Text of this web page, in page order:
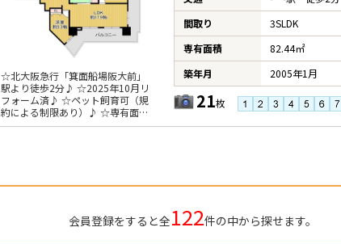
☆北大阪急行「箕面船場阪大前」
駅より徒歩2分♪ ☆2025年10月リ
フォーム済♪ ☆ペット飼育可（規
約による制限あり）♪ ☆専有面積
82.44m2、角住戸♪
間取り
3SLDK
専有面積
82.44㎡
築年月
2005年1月
21枚
会員登録をすると全122件の中から探せます。